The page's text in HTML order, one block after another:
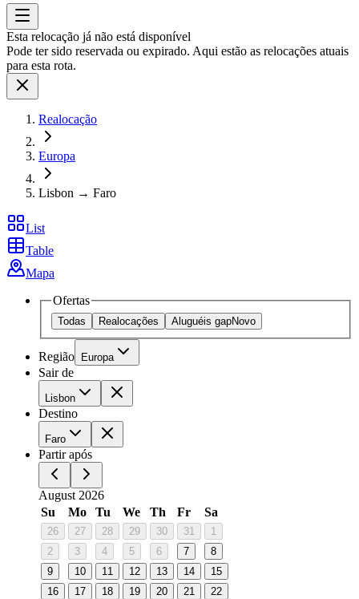
Esta relocação já não está disponível
Pode ter sido reservada ou expirado. Aqui estão as relocações atuais
para esta rota.
Realocação
Europa
Lisbon → Faro
List
Table
Mapa
Ofertas
Todas Realocações Aluguéis gapNovo
Região Europa
Sair de
Lisbon
Destino
Faro
Partir após
August 2026
Su
Mo Tu We Th Fr Sa
26 27 28 29 30 31
1
2
3 4 5 6 7
8
9
10 11 12 13 14
15
16
17 18 19 20 21
22